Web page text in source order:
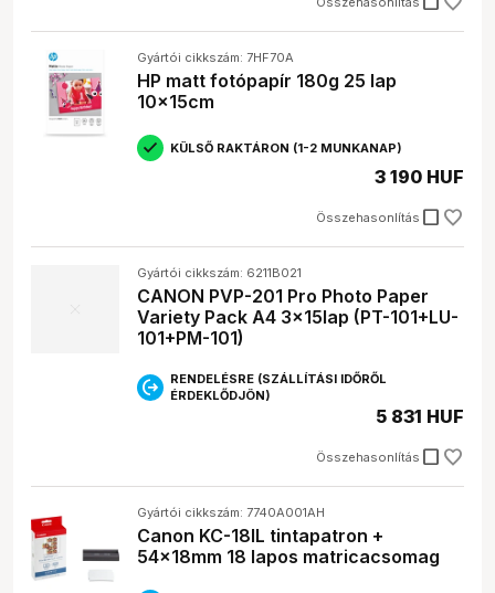
Gyártói cikkszám: 7HF70A
HP matt fotópapír 180g 25 lap
10x15cm
KÜLSŐ RAKTÁRON (1-2 MUNKANAP)
Összehasonlítás check_box_outline_blank
3 190 HUF
Gyártói cikkszám: 6211B021
CANON PVP-201 Pro Photo Paper
Variety Pack A4 3x15lap (PT-101+LU-
101+PM-101)
RENDELÉSRE (SZÁLLÍTÁSI IDŐRŐL
ÉRDEKLŐDJÖN)
Összehasonlítás check_box_outline_blank
5 831 HUF
Gyártói cikkszám: 7740A001AH
Canon KC-18IL tintapatron +
54x18mm 18 lapos matricacsomag